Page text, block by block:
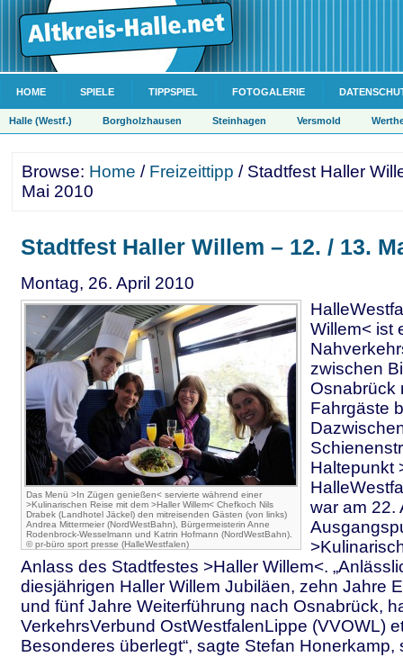
HOME SPIELE TIPPSPIEL FOTOGALERIE
Halle (Westf.) Borgholzhausen Steinhagen Versmold
Browse: Home / Freizeittipp / Stadtfest Haller
Mai 2010
Stadtfest Haller Willem – 12. / 13.
Montag, 26. April 2010
Das Menü >In Zügen genießen< servierte während einer
>Kulinarischen Reise mit dem >Haller Willem< Chefkoch Nils
Drabek (Landhotel Jäckel) den mitreisenden Gästen (von links)
Andrea Mittermeier (NordWestBahn), Bürgermeisterin Anne
Rodenbrock-Wesselmann und Katrin Hofmann (NordWestBahn).
© pr-büro sport presse (HalleWestfalen)
Willem< ist
zwischen
Osnabrück
Fahrgäste
Haltepunkt
war am 22.
Anlass des Stadtfestes >Haller Willem<.
diesjährigen Haller Willem Jubiläen, zehn Jahre
und fünf Jahre Weiterführung nach Osnabrück,
VerkehrsVerbund OstWestfalenLippe (VVOWL)
Besonderes überlegt“, sagte Stefan Honerkamp,